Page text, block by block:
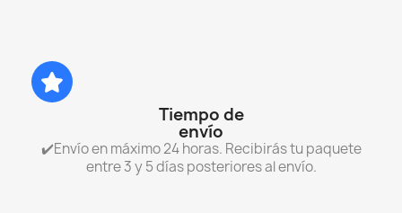
Tiempo de
envío
✔️Envío en máximo 24 horas. Recibirás tu paquete
entre 3 y 5 días posteriores al envío.